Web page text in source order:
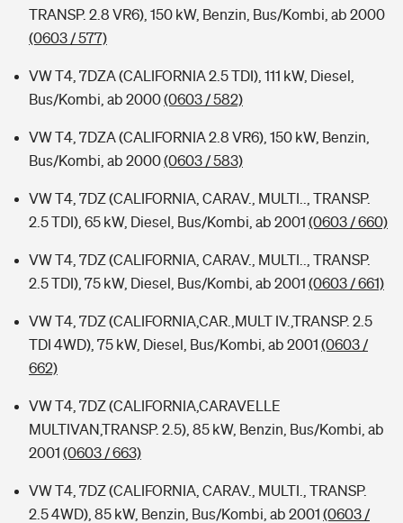
TRANSP. 2.8 VR6), 150 kW, Benzin, Bus/Kombi, ab 2000
(0603 / 577)
VW T4, 7DZA (CALIFORNIA 2.5 TDI), 111 kW, Diesel,
Bus/Kombi, ab 2000(0603 / 582)
VW T4, 7DZA (CALIFORNIA 2.8 VR6), 150 kW, Benzin,
Bus/Kombi, ab 2000(0603 / 583)
VW T4, 7DZ (CALIFORNIA, CARAV., MULTI.., TRANSP.
2.5 TDI), 65 kW, Diesel, Bus/Kombi, ab 2001 (0603 / 660)
VW T4, 7DZ (CALIFORNIA, CARAV., MULTI.., TRANSP.
2.5 TDI), 75 kW, Diesel, Bus/Kombi, ab 2001 (0603 / 661)
VW T4, 7DZ (CALIFORNIA,CAR.,MULT IV.,TRANSP. 2.5
TDI 4WD), 75 kW, Diesel, Bus/Kombi, ab 2001 (0603 /
662)
VW T4, 7DZ (CALIFORNIA,CARAVELLE
MULTIVAN,TRANSP. 2.5), 85 kW, Benzin, Bus/Kombi, ab
2001 (0603 / 663)
VW T4, 7DZ (CALIFORNIA, CARAV., MULTI., TRANSP.
2.5 4WD), 85 kW, Benzin, Bus/Kombi, ab 2001 (0603 /